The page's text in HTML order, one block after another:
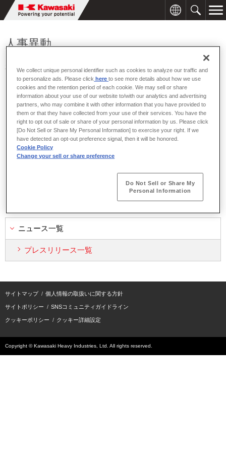
人事異動
2009年01月30日
川崎重工は、2009年2月1日付で次のとおり人事異動を行います。
[人事異動]※〔 〕は旧職名を示す。
□ 出向
▽ 森尾電機（株）出向〔車両カンパニー企画本部付〕理事 堺 又
一
▽ 〔川重商事（株）出向〕理事 北嶋 輝典
▽ 〔川重商事（株）出向〕理事 上田 功
ニュース一覧
プレスリリース一覧
サイトマップ 個人情報の取扱いに関する方針
サイトポリシー SNSコミュニティガイドライン
クッキーポリシー クッキー詳細設定
Copyright © Kawasaki Heavy Industries, Ltd. All rights reserved.
We collect unique personal identifier such as cookies to analyze our traffic and
to personalize ads. Please click hereto see more details about how we use
cookies and the retention period of each cookie. We may sell or share
information about your use of our website to/with our analytics and advertising
partners, who may combine it with other information that you have provided to
them or that they have collected from your use of their services. You have the
right to opt out of sale or share of your personal information by us. Please click
[Do Not Sell or Share My Personal Information] to exercise your right. If we
have detected an opt-out preference signal, then it will be honored.
Cookie Policy
Change your sell or share preference
Do Not Sell or Share My
Personal Information